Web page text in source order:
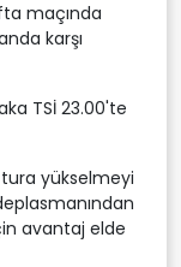
maçında
karşı
TSİ 23.00'te
tura yükselmeyi
avantaj elde